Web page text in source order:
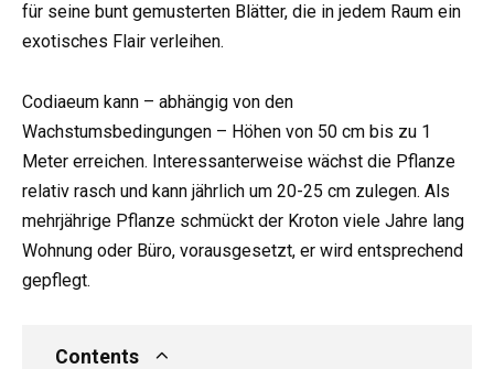
für seine bunt gemusterten Blätter, die in jedem Raum ein
exotisches Flair verleihen.
Codiaeum kann – abhängig von den
Wachstumsbedingungen – Höhen von 50 cm bis zu 1
Meter erreichen. Interessanterweise wächst die Pflanze
relativ rasch und kann jährlich um 20-25 cm zulegen. Als
mehrjährige Pflanze schmückt der Kroton viele Jahre lang
Wohnung oder Büro, vorausgesetzt, er wird entsprechend
gepflegt.
Contents